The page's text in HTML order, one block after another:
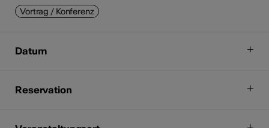
Vortrag / Konferenz
Datum
Reservation